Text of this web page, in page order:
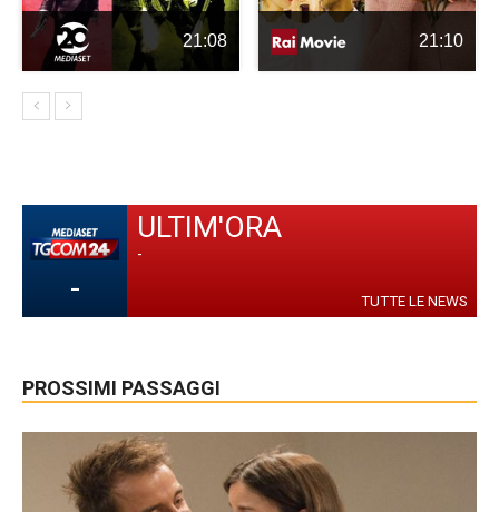
21:08 21:10
-
ULTIM'ORA
-
TUTTE LE NEWS
PROSSIMI PASSAGGI